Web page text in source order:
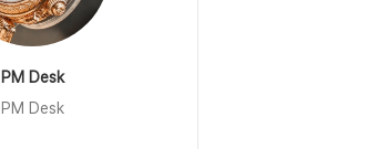
PM Desk
PM Desk